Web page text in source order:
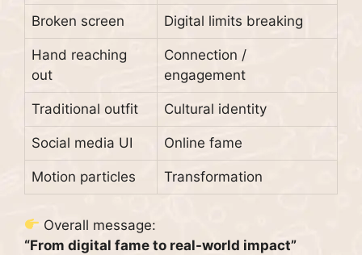
Broken screen Digital limits breaking
Hand reaching
out
Connection /
engagement
Traditional outfit Cultural identity
Social media UI Online fame
Motion particles Transformation
Overall message:
“From digital fame to real-world impact”